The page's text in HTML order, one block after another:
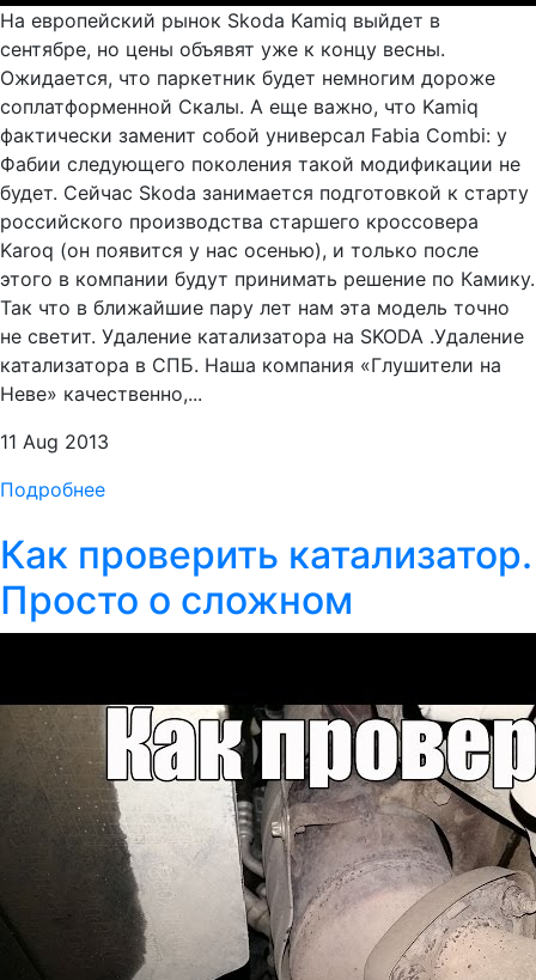
На европейский рынок Skoda Kamiq выйдет в
сентябре, но цены объявят уже к концу весны.
Ожидается, что паркетник будет немногим дороже
соплатформенной Скалы. А еще важно, что Kamiq
фактически заменит собой универсал Fabia Combi: у
Фабии следующего поколения такой модификации не
будет. Сейчас Skoda занимается подготовкой к старту
российского производства старшего кроссовера
Karoq (он появится у нас осенью), и только после
этого в компании будут принимать решение по Камику.
Так что в ближайшие пару лет нам эта модель точно
не светит. Удаление катализатора на SKODA .Удаление
катализатора в СПБ. Наша компания «Глушители на
Неве» качественно,...
11 Aug 2013
Подробнее
Как проверить катализатор.
Просто о сложном